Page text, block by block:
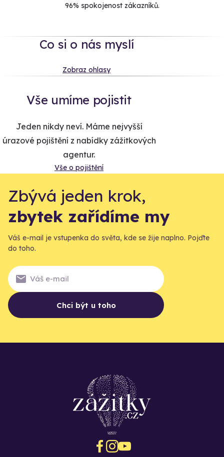
96% spokojenost zákazníků.
Co si o nás myslí
Zobraz ohlasy
Vše umíme pojistit
Jeden nikdy neví. Máme nejvyšší
úrazové pojištění z nabídky zážitkových
agentur.
Vše o pojištění
Zbývá jeden krok,
zbytek zařídíme my
Váš e-mail je vstupenka do světa, kde se žije naplno. Pojďte
do toho.
Chci být u toho